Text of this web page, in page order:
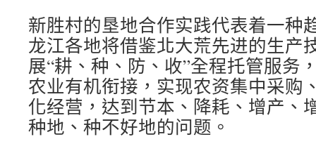
新胜村的垦地合作实践代表着一种
龙江各地将借鉴北大荒先进的生产
展“耕、种、防、收”全程托管服务
农业有机衔接，实现农资集中采购
化经营，达到节本、降耗、增产、
种地、种不好地的问题。